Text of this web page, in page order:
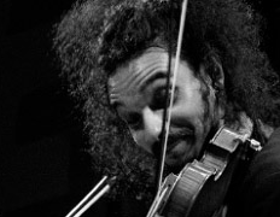
de Bretagne